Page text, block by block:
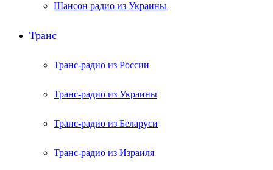
Шансон радио из Украины
Транс
Транс-радио из России
Транс-радио из Украины
Транс-радио из Беларуси
Транс-радио из Израиля